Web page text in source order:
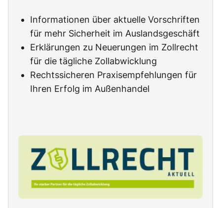
Informationen über aktuelle Vorschriften
für mehr Sicherheit im Auslandsgeschäft
Erklärungen zu Neuerungen im Zollrecht
für die tägliche Zollabwicklung
Rechtssicheren Praxisempfehlungen für
Ihren Erfolg im Außenhandel